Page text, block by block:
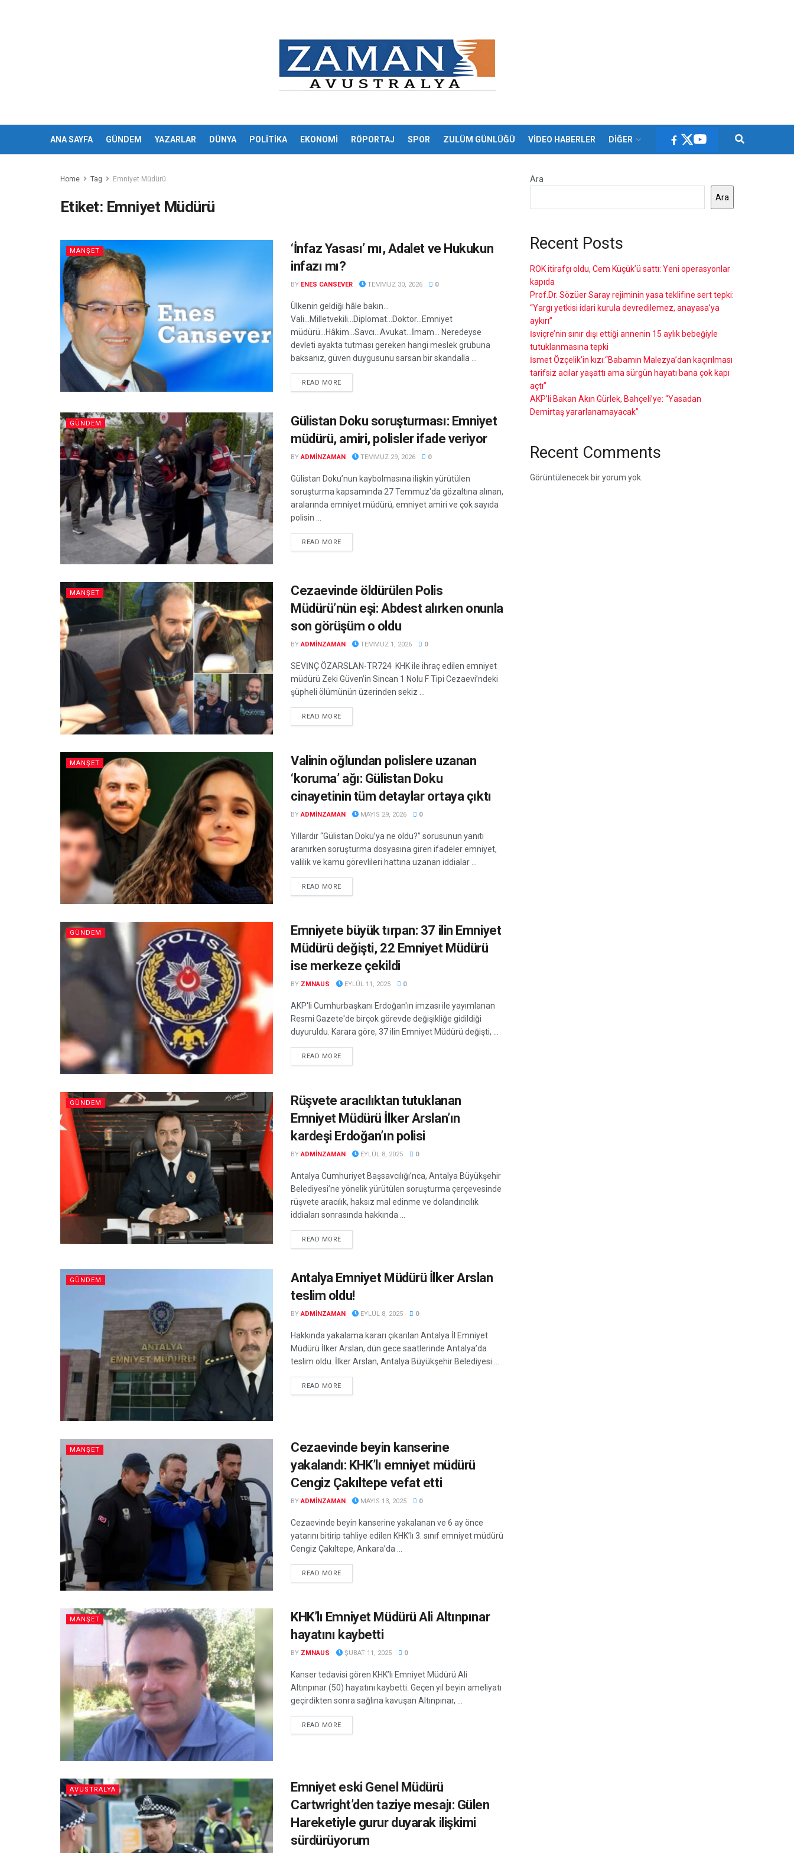
ANA SAYFA GÜNDEM YAZARLAR DÜNYA POLİTİKA EKONOMİ RÖPORTAJ SPOR ZULÜM GÜNLÜĞÜ VİDEO HABERLER DİĞER
Home Tag Emniyet Müdürü
Etiket: Emniyet Müdürü
MANŞET
‘İnfaz Yasası’ mı, Adalet ve Hukukun
infazı mı?
BY ENES CANSEVER TEMMUZ 30, 2026 0
Ülkenin geldiği hâle bakın...
Vali...Milletvekili...Diplomat...Doktor...Emniyet
müdürü...Hâkim...Savcı...Avukat...İmam... Neredeyse
devleti ayakta tutması gereken hangi meslek grubuna
baksanız, güven duygusunu sarsan bir skandalla ...
READ MOREDETAILS
GÜNDEM
Gülistan Doku soruşturması: Emniyet
müdürü, amiri, polisler ifade veriyor
BY ADMINZAMAN TEMMUZ 29, 2026 0
Gülistan Doku’nun kaybolmasına ilişkin yürütülen
soruşturma kapsamında 27 Temmuz'da gözaltına alınan,
aralarında emniyet müdürü, emniyet amiri ve çok sayıda
polisin ...
READ MOREDETAILS
MANŞET
Cezaevinde öldürülen Polis
Müdürü’nün eşi: Abdest alırken onunla
son görüşüm o oldu
BY ADMINZAMAN TEMMUZ 1, 2026 0
SEVİNÇ ÖZARSLAN-TR724 KHK ile ihraç edilen emniyet
müdürü Zeki Güven’in Sincan 1 Nolu F Tipi Cezaevi’ndeki
şüpheli ölümünün üzerinden sekiz ...
READ MOREDETAILS
MANŞET
Valinin oğlundan polislere uzanan
‘koruma’ ağı: Gülistan Doku
cinayetinin tüm detaylar ortaya çıktı
BY ADMINZAMAN MAYIS 29, 2026 0
Yıllardır “Gülistan Doku’ya ne oldu?” sorusunun yanıtı
aranırken soruşturma dosyasına giren ifadeler emniyet,
valilik ve kamu görevlileri hattına uzanan iddialar ...
READ MOREDETAILS
GÜNDEM
Emniyete büyük tırpan: 37 ilin Emniyet
Müdürü değişti, 22 Emniyet Müdürü
ise merkeze çekildi
BY ZMNAUS EYLÜL 11, 2025 0
AKP'li Cumhurbaşkanı Erdoğan'ın imzası ile yayımlanan
Resmi Gazete'de birçok görevde değişikliğe gidildiği
duyuruldu. Karara göre, 37 ilin Emniyet Müdürü değişti, ...
READ MOREDETAILS
GÜNDEM
Rüşvete aracılıktan tutuklanan
Emniyet Müdürü İlker Arslan’ın
kardeşi Erdoğan’ın polisi
BY ADMINZAMAN EYLÜL 8, 2025 0
Antalya Cumhuriyet Başsavcılığı’nca, Antalya Büyükşehir
Belediyesi’ne yönelik yürütülen soruşturma çerçevesinde
rüşvete aracılık, haksız mal edinme ve dolandırıcılık
iddiaları sonrasında hakkında ...
READ MOREDETAILS
GÜNDEM
Antalya Emniyet Müdürü İlker Arslan
teslim oldu!
BY ADMINZAMAN EYLÜL 8, 2025 0
Hakkında yakalama kararı çıkarılan Antalya İl Emniyet
Müdürü İlker Arslan, dün gece saatlerinde Antalya’da
teslim oldu. İlker Arslan, Antalya Büyükşehir Belediyesi ...
READ MOREDETAILS
MANŞET
Cezaevinde beyin kanserine
yakalandı: KHK’lı emniyet müdürü
Cengiz Çakıltepe vefat etti
BY ADMINZAMAN MAYIS 13, 2025 0
Cezaevinde beyin kanserine yakalanan ve 6 ay önce
yatarını bitirip tahliye edilen KHK’lı 3. sınıf emniyet müdürü
Cengiz Çakıltepe, Ankara’da ...
READ MOREDETAILS
MANŞET
KHK’lı Emniyet Müdürü Ali Altınpınar
hayatını kaybetti
BY ZMNAUS ŞUBAT 11, 2025 0
Kanser tedavisi gören KHK’lı Emniyet Müdürü Ali
Altınpınar (50) hayatını kaybetti. Geçen yıl beyin ameliyatı
geçirdikten sonra sağlına kavuşan Altınpınar, ...
READ MOREDETAILS
AVUSTRALYA
Emniyet eski Genel Müdürü
Cartwright’den taziye mesajı: Gülen
Hareketiyle gurur duyarak ilişkimi
sürdürüyorum
Ara
Ara
Recent Posts
ROK itirafçı oldu, Cem Küçük’ü sattı: Yeni operasyonlar
kapıda
Prof.Dr. Sözüer Saray rejiminin yasa teklifine sert tepki:
“Yargı yetkisi idari kurula devredilemez, anayasa’ya
aykırı”
İsviçre’nin sınır dışı ettiği annenin 15 aylık bebeğiyle
tutuklanmasına tepki
İsmet Özçelik’in kızı:“Babamın Malezya’dan kaçırılması
tarifsiz acılar yaşattı ama sürgün hayatı bana çok kapı
açtı”
AKP’li Bakan Akın Gürlek, Bahçeli’ye: “Yasadan
Demirtaş yararlanamayacak”
Recent Comments
Görüntülenecek bir yorum yok.